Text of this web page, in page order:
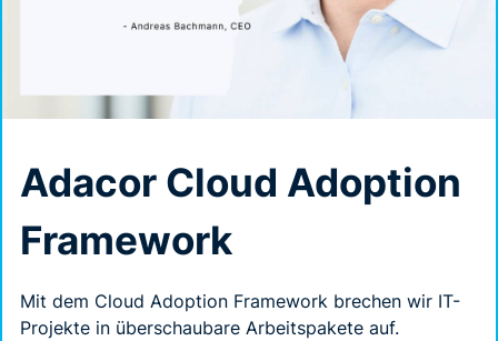
Adacor Cloud Adoption
Framework
Mit dem Cloud Adoption Framework brechen wir IT-
Projekte in überschaubare Arbeitspakete auf.